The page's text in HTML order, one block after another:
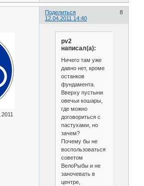
Поделиться
8
12.04.2011 14:40
pv2
написал(а):
Ничего там уже
давно нет, кроме
останков
фундамента.
Вверху пустыни
овечьи кошары,
где можно
договориться с
пастухами, но
зачем?
Почему бы не
воспользоваться
советом
ВелоРыбы и не
заночевать в
центре,